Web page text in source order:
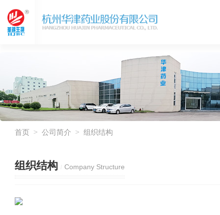
首页 > 公司简介 > 组织结构
组织结构 Company Structure